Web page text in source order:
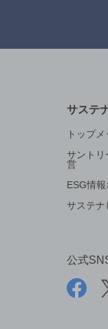
サステ
トップ
サントリ
営
ESG情
サステナ
公式